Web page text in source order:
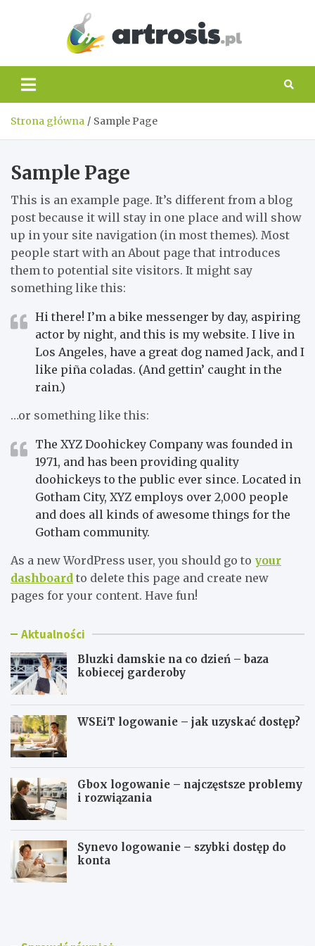
Strona główna Sample Page
Sample Page
This is an example page. It’s different from a blog
post because it will stay in one place and will show
up in your site navigation (in most themes). Most
people start with an About page that introduces
them to potential site visitors. It might say
something like this:
Hi there! I’m a bike messenger by day, aspiring
actor by night, and this is my website. I live in
Los Angeles, have a great dog named Jack, and I
like piña coladas. (And gettin’ caught in the
rain.)
…or something like this:
The XYZ Doohickey Company was founded in
1971, and has been providing quality
doohickeys to the public ever since. Located in
Gotham City, XYZ employs over 2,000 people
and does all kinds of awesome things for the
Gotham community.
As a new WordPress user, you should go to your
dashboard to delete this page and create new
pages for your content. Have fun!
Aktualności
Bluzki damskie na co dzień – baza
kobiecej garderoby
WSEiT logowanie – jak uzyskać dostęp?
Gbox logowanie – najczęstsze problemy
i rozwiązania
Synevo logowanie – szybki dostęp do
konta
B
W